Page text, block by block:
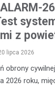
z
lipca 2026
obrony
2026 roku,